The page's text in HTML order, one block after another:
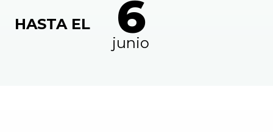
HASTA EL 6
junio